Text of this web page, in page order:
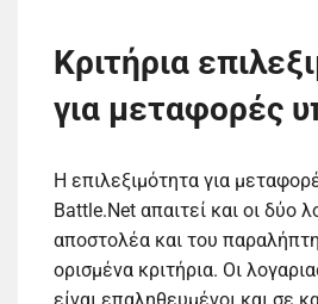
Κριτήρια
για μεταφορές
Η επιλεξιμότητα για
Battle.Net απαιτεί και οι δύο
αποστολέα και του
ορισμένα κριτήρια. Οι